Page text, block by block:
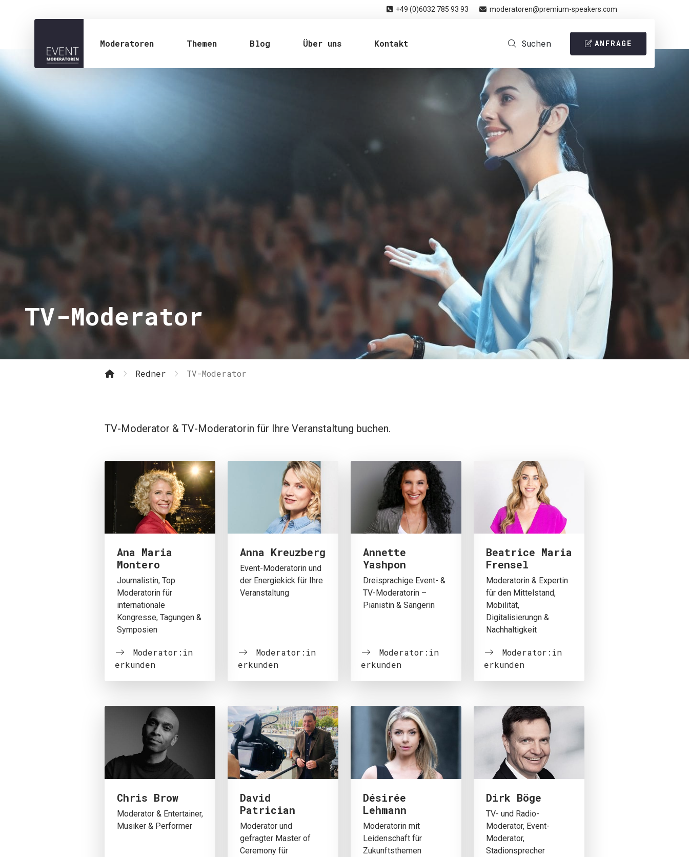
+49 (0)6032 785 93 93 moderatoren@premium-speakers.com
Moderatoren Themen Blog Über uns Kontakt Suchen ANFRAGE
TV-Moderator
Redner TV-Moderator
TV-Moderator & TV-Moderatorin für Ihre Veranstaltung buchen.
Ana Maria
Montero
Journalistin, Top
Moderatorin für
internationale
Kongresse, Tagungen &
Symposien
Moderator:in
erkunden
Anna Kreuzberg
Event-Moderatorin und
der Energiekick für Ihre
Veranstaltung
Moderator:in
erkunden
Annette
Yashpon
Dreisprachige Event- &
TV-Moderatorin –
Pianistin & Sängerin
Moderator:in
erkunden
Beatrice Maria
Frensel
Moderatorin & Expertin
für den Mittelstand,
Mobilität,
Digitalisierungn &
Nachhaltigkeit
Moderator:in
erkunden
Chris Brow
Moderator & Entertainer,
Musiker & Performer
David
Patrician
Moderator und
gefragter Master of
Ceremony für
Désirée
Lehmann
Moderatorin mit
Leidenschaft für
Zukunftsthemen
Dirk Böge
TV- und Radio-
Moderator, Event-
Moderator,
Stadionsprecher